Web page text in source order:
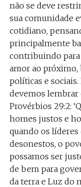
não se deve
sua comunidade
cotidiano,
principalmente
contribuindo para
amor ao próximo,
políticas e
devemos lembrar
Provérbios 29:2:
homes justos e
quando os líderes
desonestos, o
possamos ser
de bem para
da terra e Luz do